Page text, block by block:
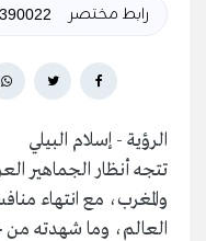
رابط مختصر
الرؤية - إسلام البيلي
تتجه أنظار الجماهير
العالم، وما شهدته